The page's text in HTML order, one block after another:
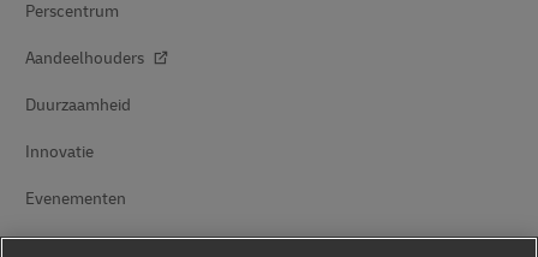
Perscentrum
Aandeelhouders
Duurzaamheid
Innovatie
Evenementen
Samenwerkingsverbanden tussen merken